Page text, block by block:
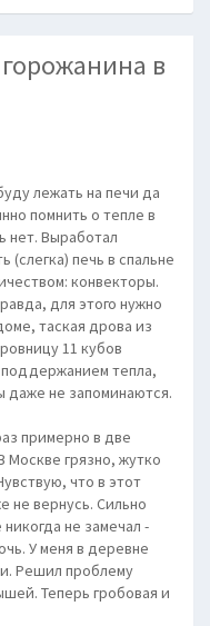
в
лежать на печи да
помнить о тепле в
нет. Выработал
(слегка) печь в спальне
конвекторы.
для этого нужно
таская дрова из
11 кубов
тепла,
даже не запоминаются.
примерно в две
грязно, жутко
что в этот
не вернусь. Сильно
не замечал -
У меня в деревне
Решил проблему
Теперь гробовая и